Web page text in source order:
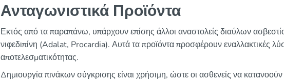
Ανταγωνιστικά Προϊόντα
Εκτός από τα παραπάνω, υπάρχουν επίσης άλλοι αναστολείς διαύλων
νιφεδιπίνη (Adalat, Procardia). Αυτά τα προϊόντα προσφέρουν εναλλακτικές
αποτελεσματικότητας.
Δημιουργία πινάκων σύγκρισης είναι χρήσιμη, ώστε οι ασθενείς να